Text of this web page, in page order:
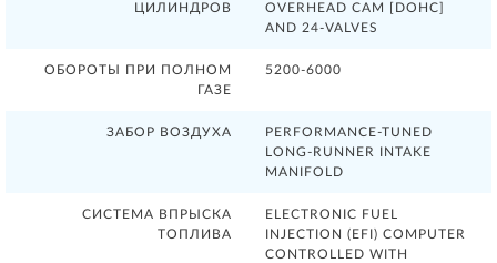
ЦИЛИНДРОВ
OVERHEAD CAM [DOHC]
AND 24-VALVES
ОБОРОТЫ ПРИ ПОЛНОМ
ГАЗЕ
5200-6000
ЗАБОР ВОЗДУХА
PERFORMANCE-TUNED
LONG-RUNNER INTAKE
MANIFOLD
СИСТЕМА ВПРЫСКА
ТОПЛИВА
ELECTRONIC FUEL
INJECTION (EFI) COMPUTER
CONTROLLED WITH